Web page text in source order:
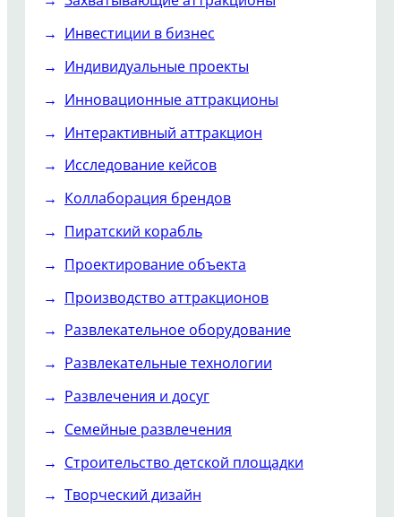
Инвестиции в бизнес
Индивидуальные проекты
Инновационные аттракционы
Интерактивный аттракцион
Исследование кейсов
Коллаборация брендов
Пиратский корабль
Проектирование объекта
Производство аттракционов
Развлекательное оборудование
Развлекательные технологии
Развлечения и досуг
Семейные развлечения
Строительство детской площадки
Творческий дизайн